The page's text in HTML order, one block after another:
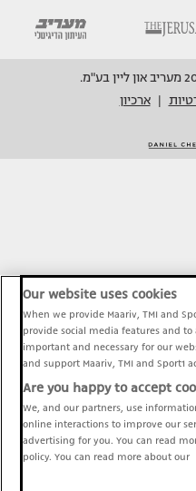
ארכיון
Our website uses cookies
When we provide Maariv, TMI and
provide social media features and to
important and necessary for our
and support Maariv, TMI and Sport1
Are you happy to accept
We, and our partners, use
online interactions to improve our
advertising for you. You can read
policy. You can read more about our